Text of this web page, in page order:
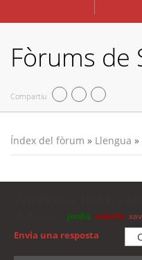
Fòrums de
Compartiu
Índex del fòrum » Llengua »
jordis cubells
Envia una resposta